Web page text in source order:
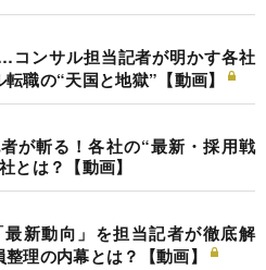
コンサル担当記者が明かす各社
職の“天国と地獄”【動画】
が斬る！各社の“最新・採用戦
とは？【動画】
新動向」を担当記者が徹底解
理の内幕とは？【動画】